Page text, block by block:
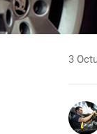
3